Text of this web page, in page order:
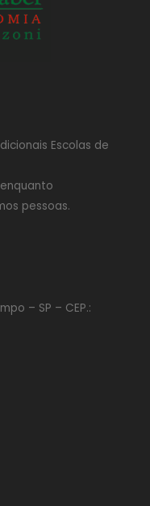
Escolas de
pessoas.
– SP – CEP.: